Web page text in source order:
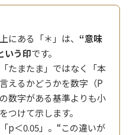
にある「＊」は、“意味
いう印です。
たまたま」ではなく「本
えるかどうかを数字（P
数字がある基準よりも小
つけて示します。
p＜0.05」。“この違いが